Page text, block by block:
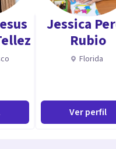
de Vancouver Island
del Instituto de
de la SPM, y
Jessica
Rubio
Florida
Ver perfil